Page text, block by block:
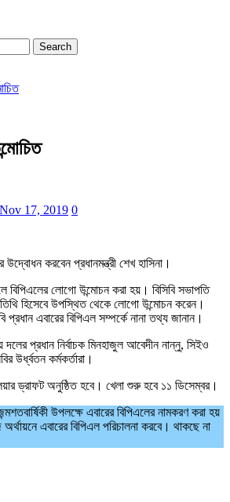
Search
Nov 17, 2019 0
উদ্বোধন করবেন প্রধানমন্ত্রী শেখ হাসিনা।
বিপিএলের লোগো উন্মোচন করা হয়। বিসিবি সভাপতি
হিসেবে উপস্থিত থেকে লোগো উন্মোচন করেন।
প্রধান এবারের বিপিএল সম্পর্কে নানা তথ্য জানান।
প্রধান নির্বাচক মিনহাজুল আবেদীন নান্নু, সিইও
উর্ধ্বতন কর্মকর্তারা।
ড্রাফট অনুষ্ঠিত হবে। খেলা শুরু হবে ১১ ডিসেম্বর।
উপলক্ষে এবারের বিপিএলের নামকরণ করা হয়
অর্থায়নে এবারের বিপিএল পরিচালনা করবে। থাকছে না